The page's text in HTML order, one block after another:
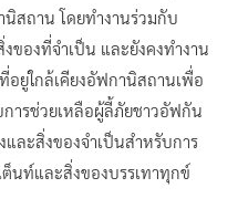
สถาน โดยทำงานร่วมกับ
ของที่จำเป็น และยังคงทำงาน
อยู่ใกล้เคียงอัฟกานิสถานเพื่อ
ารช่วยเหลือผู้ลี้ภัยชาวอัฟกัน
ละสิ่งของจำเป็นสำหรับการ
นท์และสิ่งของบรรเทาทุกข์